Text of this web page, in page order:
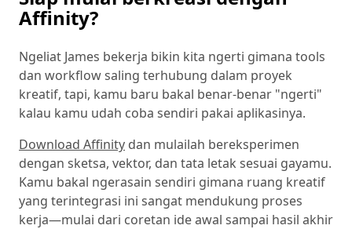
Affinity?
Ngeliat James bekerja bikin kita ngerti gimana tools
dan workflow saling terhubung dalam proyek
kreatif, tapi, kamu baru bakal benar-benar "ngerti"
kalau kamu udah coba sendiri pakai aplikasinya.
Download Affinity dan mulailah bereksperimen
dengan sketsa, vektor, dan tata letak sesuai gayamu.
Kamu bakal ngerasain sendiri gimana ruang kreatif
yang terintegrasi ini sangat mendukung proses
kerja—mulai dari coretan ide awal sampai hasil akhir